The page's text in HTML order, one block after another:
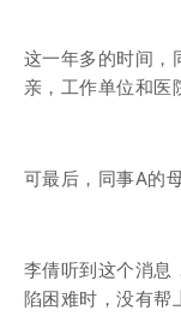
这一年多的时间，
亲，工作单位和医
可最后，同事A的
李倩听到这个消息
陷困难时，没有帮